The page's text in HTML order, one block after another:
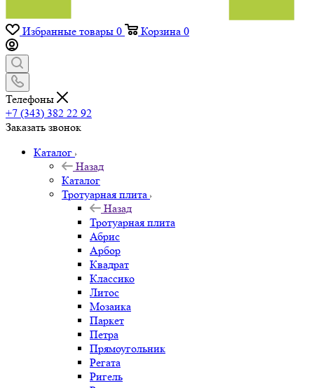
Избранные товары 0 Корзина 0
Телефоны
+7 (343) 382 22 92
Заказать звонок
Каталог
Назад
Каталог
Тротуарная плита
Назад
Тротуарная плита
Абрис
Арбор
Квадрат
Классико
Литос
Мозаика
Паркет
Петра
Прямоугольник
Регата
Ригель